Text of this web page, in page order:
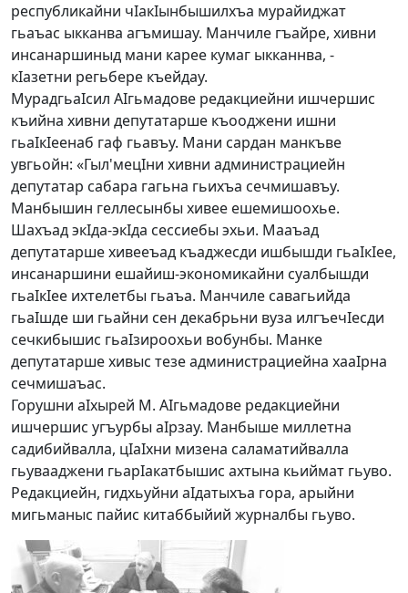
республикайни чIакIынбышилхъа мурайиджат
гьаъас ыкканва агъмишау. Манчиле гъайре, хивни
инсанаршиныд мани карее кумаг ыкканнва, -
кIазетни регьбере къейдау.
МурадгьаIсил АIгьмадове редакциейни ишчершис
къийна хивни депутатарше къооджени ишни
гьаIкIеенаб гаф гьавъу. Мани сардан манкъве
увгьойн: «Гыл'мецIни хивни администрациейн
депутатар сабара гагьна гьихъа сечмишавъу.
Манбышин геллесынбы хивее ешемишоохье.
Шахъад экIда-экIда сессиебы эхьи. Мааъад
депутатарше хивееъад къаджесди ишбышди гьаIкIее,
инсанаршини ешайиш-экономикайни суалбышди
гьаIкIее ихтелетбы гьаъа. Манчиле савагьийда
гьаIшде ши гьайни сен декабрьни вуза илгъечIесди
сечкибышис гьаIзироохьи вобунбы. Манке
депутатарше хивыс тезе администрациейна хааIрна
сечмишаъас.
Горушни аIхырей М. АIгьмадове редакциейни
ишчершис угъурбы аIрзау. Манбыше миллетна
садибийвалла, цIаIхни мизена саламатийвалла
гьувааджени гьарIакатбышис ахтына кьиймат гьуво.
Редакциейн, гидхьуйни аIдатыхъа гора, арыйни
мигьманыс пайис китаббыйий журналбы гьуво.